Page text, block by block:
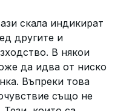
скала индикират
другите и
В някои
да идва от ниско
Въпреки това
също не